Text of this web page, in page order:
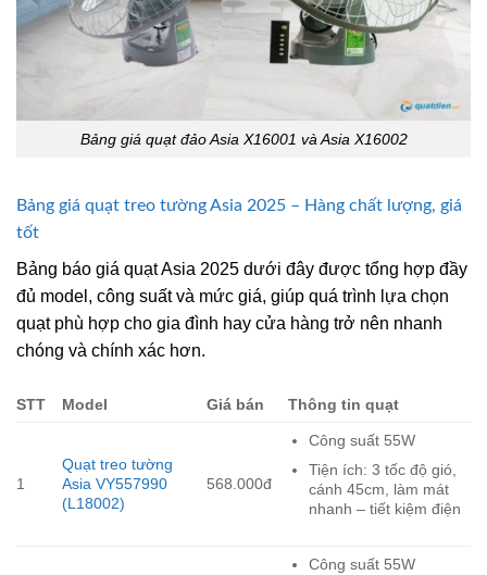
Bảng giá quạt đảo Asia X16001 và Asia X16002
Bảng giá quạt treo tường Asia 2025 – Hàng chất lượng, giá
tốt
Bảng báo giá quạt Asia 2025 dưới đây được tổng hợp đầy
đủ model, công suất và mức giá, giúp quá trình lựa chọn
quạt phù hợp cho gia đình hay cửa hàng trở nên nhanh
chóng và chính xác hơn.
STT Model Giá bán Thông tin quạt
1
Quạt treo tường
Asia VY557990
(L18002)
568.000đ
Công suất 55W
Tiện ích: 3 tốc độ gió,
cánh 45cm, làm mát
nhanh – tiết kiệm điện
Công suất 55W